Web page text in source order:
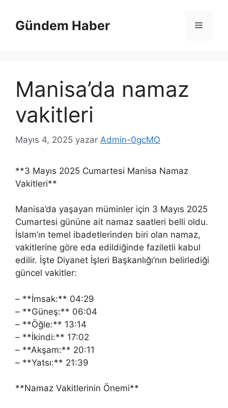
Gündem Haber Menü
Manisa’da namaz
vakitleri
Mayıs 4, 2025 yazar Admin-0gcMO
**3 Mayıs 2025 Cumartesi Manisa Namaz
Vakitleri**
Manisa’da yaşayan müminler için 3 Mayıs 2025
Cumartesi gününe ait namaz saatleri belli oldu.
İslam’ın temel ibadetlerinden biri olan namaz,
vakitlerine göre eda edildiğinde faziletli kabul
edilir. İşte Diyanet İşleri Başkanlığı’nın belirlediği
güncel vakitler:
– **İmsak:** 04:29
– **Güneş:** 06:04
– **Öğle:** 13:14
– **İkindi:** 17:02
– **Akşam:** 20:11
– **Yatsı:** 21:39
**Namaz Vakitlerinin Önemi**